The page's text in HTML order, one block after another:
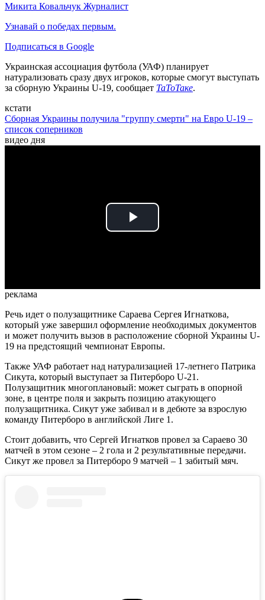
Микита Ковальчук Журналист
Узнавай о победах первым.
Подписаться в Google
Украинская ассоциация футбола (УАФ) планирует
натурализовать сразу двух игроков, которые смогут выступать
за сборную Украины U-19, сообщает ТаТоТаке.
кстати
Сборная Украины получила "группу смерти" на Евро U-19 –
список соперников
видео дня
Play
реклама
Речь идет о полузащитнике Сараева Сергея Игнаткова,
который уже завершил оформление необходимых документов
и может получить вызов в расположение сборной Украины U-
19 на предстоящий чемпионат Европы.
Также УАФ работает над натурализацией 17-летнего Патрика
Сикута, который выступает за Питерборо U-21.
Полузащитник многоплановый: может сыграть в опорной
зоне, в центре поля и закрыть позицию атакующего
полузащитника. Сикут уже забивал и в дебюте за взрослую
команду Питерборо в английской Лиге 1.
Стоит добавить, что Сергей Игнатков провел за Сараево 30
матчей в этом сезоне – 2 гола и 2 результативные передачи.
Сикут же провел за Питерборо 9 матчей – 1 забитый мяч.